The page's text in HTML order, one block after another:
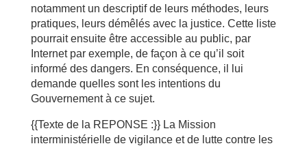
notamment un descriptif de leurs méthodes, leurs
pratiques, leurs démêlés avec la justice. Cette liste
pourrait ensuite être accessible au public, par
Internet par exemple, de façon à ce qu’il soit
informé des dangers. En conséquence, il lui
demande quelles sont les intentions du
Gouvernement à ce sujet.
{{Texte de la REPONSE :}} La Mission
interministérielle de vigilance et de lutte contre les